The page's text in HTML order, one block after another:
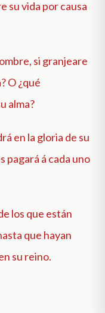
su vida por causa
si granjeare
O ¿qué
alma?
en la gloria de su
pagará á cada uno
los que están
que hayan
su reino.